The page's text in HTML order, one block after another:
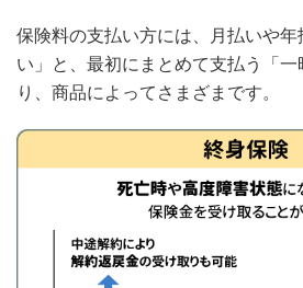
保険料の支払い方には、月払いや
い」と、最初にまとめて支払う「
り、商品によってさまざまです。